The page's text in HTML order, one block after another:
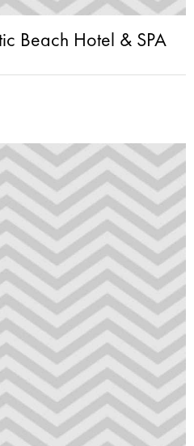
Beach Hotel & SPA